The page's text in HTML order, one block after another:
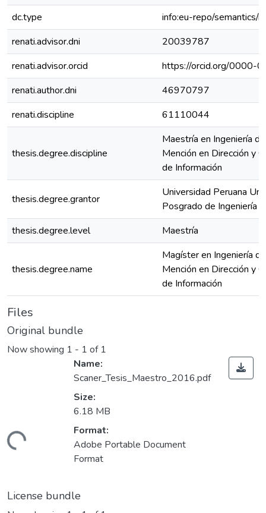
dc.type
info:eu-repo/semantics/
renati.advisor.dni
20039787
renati.advisor.orcid
https://orcid.org/0000-
renati.author.dni
46970797
renati.discipline
61110044
thesis.degree.discipline
Maestría en Ingeniería
Mención en Dirección y
de Información
thesis.degree.grantor
Universidad Peruana
Posgrado de Ingeniería
thesis.degree.level
Maestría
thesis.degree.name
Magíster en Ingeniería
Mención en Dirección y
de Información
Files
Original bundle
Now showing 1 - 1 of 1
Name:
Scaner_Tesis_Maestro_2016.pdf
Size:
6.18 MB
Format:
Adobe Portable Document
Format
License bundle